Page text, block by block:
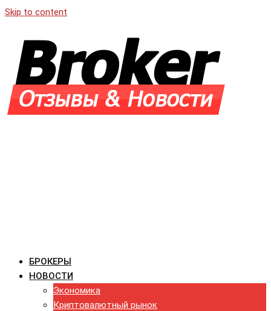
Skip to content
БРОКЕРЫ
НОВОСТИ
Экономика
Криптовалютный рынок